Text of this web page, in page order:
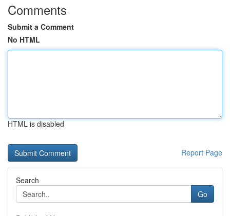
Comments
Submit a Comment
No HTML
HTML is disabled
Report Page
Search
Go